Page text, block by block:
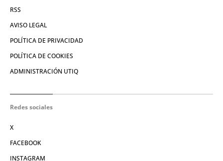
RSS
AVISO LEGAL
POLÍTICA DE PRIVACIDAD
POLÍTICA DE COOKIES
ADMINISTRACIÓN UTIQ
Redes sociales
X
FACEBOOK
INSTAGRAM